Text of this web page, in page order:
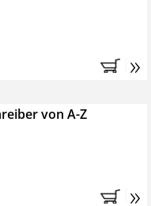
Profipaket im
der derzeitig
tun, das
es entstehen keine
»
von A-Z
»